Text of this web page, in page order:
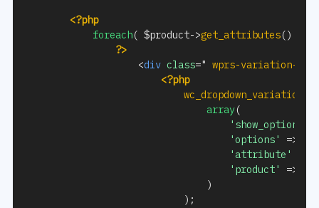
<?php
foreach( $product->get_attributes()
?>
<div class=" wprs-variation-
<?php
array(
'options'
=>
'attribute'
'product'
=>
)
) ;